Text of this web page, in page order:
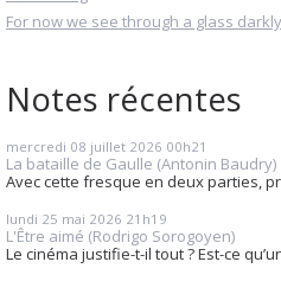
For now we see through a glass darkly
Notes récentes
mercredi 08 juillet 2026 00h21
La bataille de Gaulle (Antonin Baudry)
Avec cette fresque en deux parties,
lundi 25 mai 2026 21h19
L'Être aimé (Rodrigo Sorogoyen)
Le cinéma justifie-t-il tout ? Est-ce